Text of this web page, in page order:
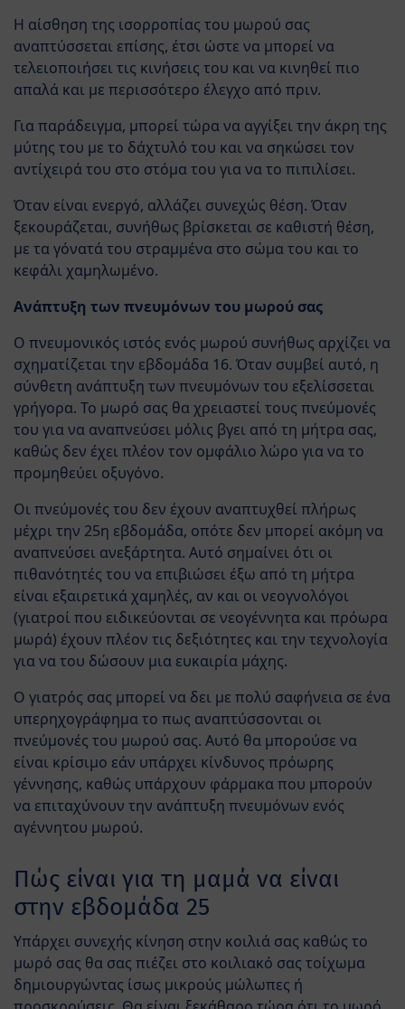
Η αίσθηση της ισορροπίας του μωρού σας
αναπτύσσεται επίσης, έτσι ώστε να μπορεί να
τελειοποιήσει τις κινήσεις του και να κινηθεί πιο
απαλά και με περισσότερο έλεγχο από πριν.
Για παράδειγμα, μπορεί τώρα να αγγίξει την άκρη της
μύτης του με το δάχτυλό του και να σηκώσει τον
αντίχειρά του στο στόμα του για να το πιπιλίσει.
Όταν είναι ενεργό, αλλάζει συνεχώς θέση. Όταν
ξεκουράζεται, συνήθως βρίσκεται σε καθιστή θέση,
με τα γόνατά του στραμμένα στο σώμα του και το
κεφάλι χαμηλωμένο.
Ανάπτυξη των πνευμόνων του μωρού σας
Ο πνευμονικός ιστός ενός μωρού συνήθως αρχίζει να
σχηματίζεται την εβδομάδα 16. Όταν συμβεί αυτό, η
σύνθετη ανάπτυξη των πνευμόνων του εξελίσσεται
γρήγορα. Το μωρό σας θα χρειαστεί τους πνεύμονές
του για να αναπνεύσει μόλις βγει από τη μήτρα σας,
καθώς δεν έχει πλέον τον ομφάλιο λώρο για να το
προμηθεύει οξυγόνο.
Οι πνεύμονές του δεν έχουν αναπτυχθεί πλήρως
μέχρι την 25η εβδομάδα, οπότε δεν μπορεί ακόμη να
αναπνεύσει ανεξάρτητα. Αυτό σημαίνει ότι οι
πιθανότητές του να επιβιώσει έξω από τη μήτρα
είναι εξαιρετικά χαμηλές, αν και οι νεογνολόγοι
(γιατροί που ειδικεύονται σε νεογέννητα και πρόωρα
μωρά) έχουν πλέον τις δεξιότητες και την τεχνολογία
για να του δώσουν μια ευκαιρία μάχης.
Ο γιατρός σας μπορεί να δει με πολύ σαφήνεια σε ένα
υπερηχογράφημα το πως αναπτύσσονται οι
πνεύμονές του μωρού σας. Αυτό θα μπορούσε να
είναι κρίσιμο εάν υπάρχει κίνδυνος πρόωρης
γέννησης, καθώς υπάρχουν φάρμακα που μπορούν
να επιταχύνουν την ανάπτυξη πνευμόνων ενός
αγέννητου μωρού.
Πώς είναι για τη μαμά να είναι
στην εβδομάδα 25
Υπάρχει συνεχής κίνηση στην κοιλιά σας καθώς το
μωρό σας θα σας πιέζει στο κοιλιακό σας τοίχωμα
δημιουργώντας ίσως μικρούς μώλωπες ή